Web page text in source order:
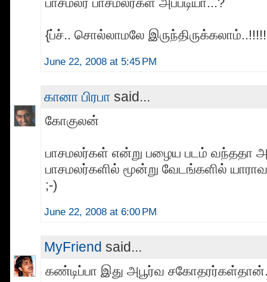
{ப்ச்.. சொல்லாமலே
June 22, 2008 at 5:45 PM
கானா பிரபா said...
கோகுலன்
பாசமலர்கள் என்று பழைய படம் வந்ததா
பாசமலர்களில் மூன்று வேடங்களில்
;-)
June 22, 2008 at 6:00 PM
MyFriend said...
கண்டிப்பா இது அபூர்வ